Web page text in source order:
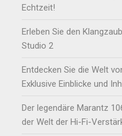
Echtzeit!
Erleben Sie den
Studio 2
Entdecken Sie die Welt
Exklusive Einblicke und
Der legendäre Marantz
der Welt der Hi-Fi-